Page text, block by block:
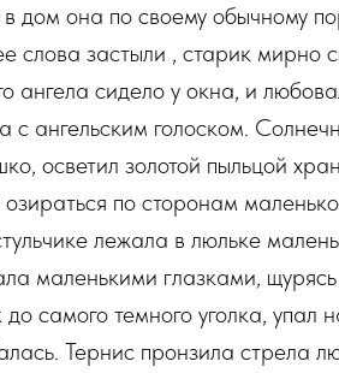
дом она по своему обычному
слова застыли , старик мирно
ангела сидело у окна, и
с ангельским голоском.
осветил золотой пыльцой
по сторонам
лежала в люльке
маленькими глазками,
самого темного уголка, упал
Тернис пронзила стрела